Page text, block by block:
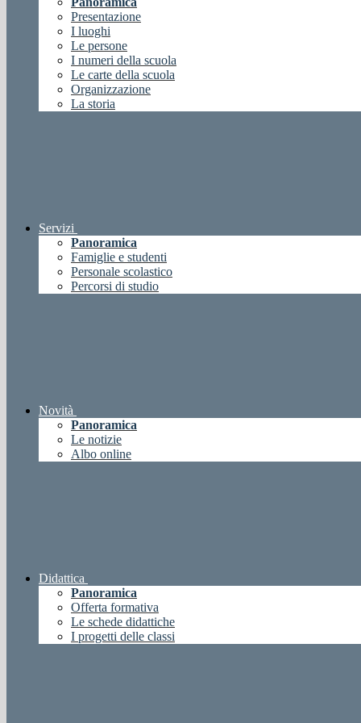
Presentazione
I luoghi
Le persone
I numeri della scuola
Le carte della scuola
Organizzazione
La storia
Servizi
Panoramica
Famiglie e studenti
Personale scolastico
Percorsi di studio
Novità
Panoramica
Le notizie
Albo online
Didattica
Panoramica
Offerta formativa
Le schede didattiche
I progetti delle classi